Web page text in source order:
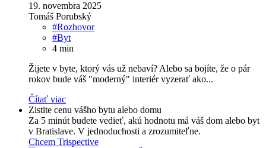
19. novembra 2025
Tomáš Porubský
#Rozhovor
#Byt
4 min
Žijete v byte, ktorý vás už nebaví? Alebo sa bojíte, že o pár
rokov bude váš "moderný" interiér vyzerať ako...
Čítať viac
Zistite cenu vášho bytu alebo domu
Za 5 minút budete vedieť, akú hodnotu má váš dom alebo byt
v Bratislave. V jednoduchosti a zrozumiteľne.
Chcem Trispective